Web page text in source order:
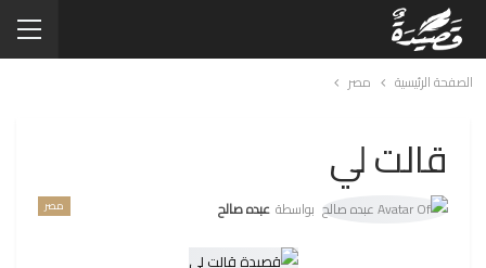
الصفحة الرئيسية مصر
قالت لي
مصر بواسطة عبده صالح